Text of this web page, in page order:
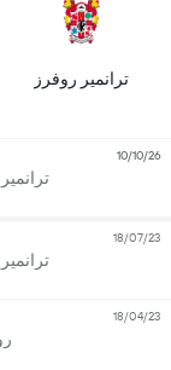
ترانمير روفرز
10/10/26
18/07/23
18/04/23